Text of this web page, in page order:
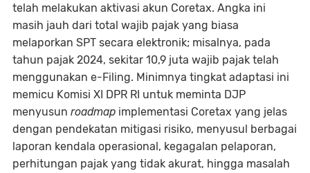
telah melakukan aktivasi akun Coretax. Angka ini
masih jauh dari total wajib pajak yang biasa
melaporkan SPT secara elektronik; misalnya, pada
tahun pajak 2024, sekitar 10,9 juta wajib pajak telah
menggunakan e-Filing. Minimnya tingkat adaptasi ini
memicu Komisi XI DPR RI untuk meminta DJP
menyusun roadmap implementasi Coretax yang jelas
dengan pendekatan mitigasi risiko, menyusul berbagai
laporan kendala operasional, kegagalan pelaporan,
perhitungan pajak yang tidak akurat, hingga masalah